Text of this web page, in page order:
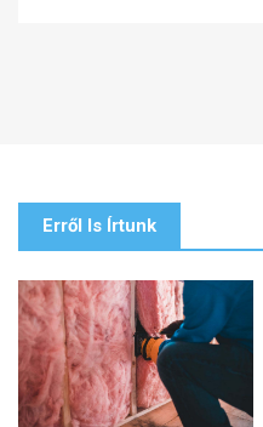
Erről Is Írtunk